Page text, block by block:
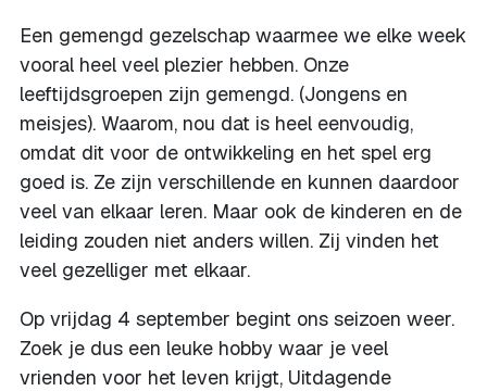
Een gemengd gezelschap waarmee we elke week
vooral heel veel plezier hebben. Onze
leeftijdsgroepen zijn gemengd. (Jongens en
meisjes). Waarom, nou dat is heel eenvoudig,
omdat dit voor de ontwikkeling en het spel erg
goed is. Ze zijn verschillende en kunnen daardoor
veel van elkaar leren. Maar ook de kinderen en de
leiding zouden niet anders willen. Zij vinden het
veel gezelliger met elkaar.
Op vrijdag 4 september begint ons seizoen weer.
Zoek je dus een leuke hobby waar je veel
vrienden voor het leven krijgt, Uitdagende